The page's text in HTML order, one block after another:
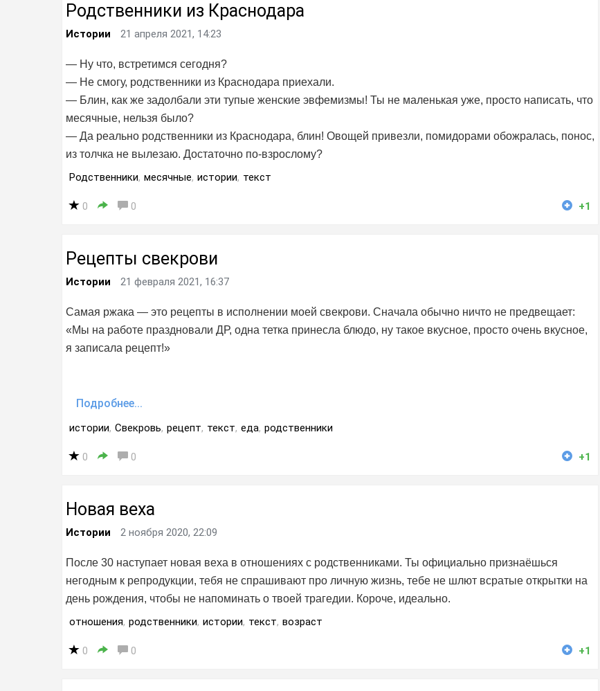
Родственники из Краснодара
Истории 21 апреля 2021, 14:23
— Ну что, встретимся сегодня?
— Не смогу, родственники из Краснодара приехали.
— Блин, как же задолбали эти тупые женские эвфемизмы! Ты не маленькая уже, просто написать, что
месячные, нельзя было?
— Да реально родственники из Краснодара, блин! Овощей привезли, помидорами обожралась, понос,
из толчка не вылезаю. Достаточно по-взрослому?
Родственники, месячные, истории, текст
0 0 +1
Рецепты свекрови
Истории 21 февраля 2021, 16:37
Самая ржака — это рецепты в исполнении моей свекрови. Сначала обычно ничто не предвещает:
«Мы на работе праздновали ДР, одна тетка принесла блюдо, ну такое вкусное, просто очень вкусное,
я записала рецепт!»
Подробнее...
истории, Свекровь, рецепт, текст, еда, родственники
0 0 +1
Новая веха
Истории 2 ноября 2020, 22:09
После 30 наступает новая веха в отношениях с родственниками. Ты официально признаёшься
негодным к репродукции, тебя не спрашивают про личную жизнь, тебе не шлют всратые открытки на
день рождения, чтобы не напоминать о твоей трагедии. Короче, идеально.
отношения, родственники, истории, текст, возраст
0 0 +1